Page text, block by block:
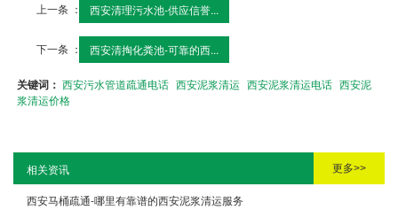
上一条 ： 西安清理污水池-供应信誉...
下一条 ： 西安清掏化粪池-可靠的西...
关键词：西安污水管道疏通电话 西安泥浆清运 西安泥浆清运电话 西安泥
浆清运价格
相关资讯 更多>>
西安马桶疏通-哪里有靠谱的西安泥浆清运服务